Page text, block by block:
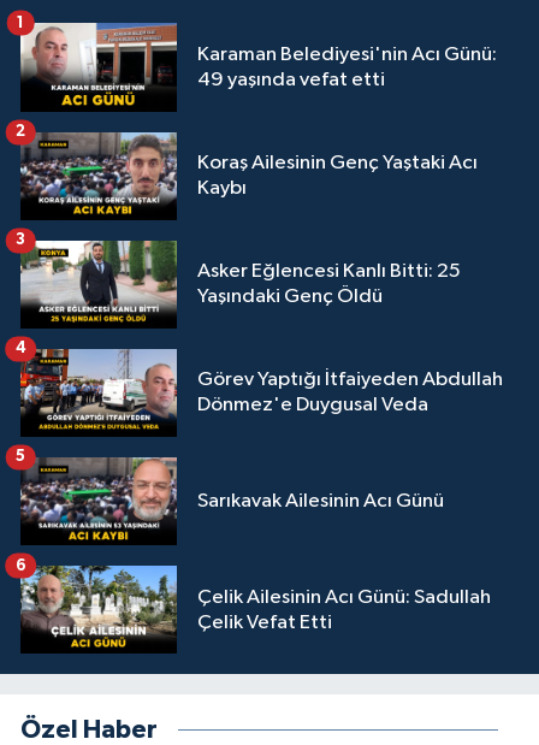
Karaman Belediyesi'nin Acı Günü:
49 yaşında vefat etti
1
Koraş Ailesinin Genç Yaştaki Acı
Kaybı
2
Asker Eğlencesi Kanlı Bitti: 25
Yaşındaki Genç Öldü
3
Görev Yaptığı İtfaiyeden Abdullah
Dönmez'e Duygusal Veda
4
Sarıkavak Ailesinin Acı Günü
5
Çelik Ailesinin Acı Günü: Sadullah
Çelik Vefat Etti
6
Özel Haber